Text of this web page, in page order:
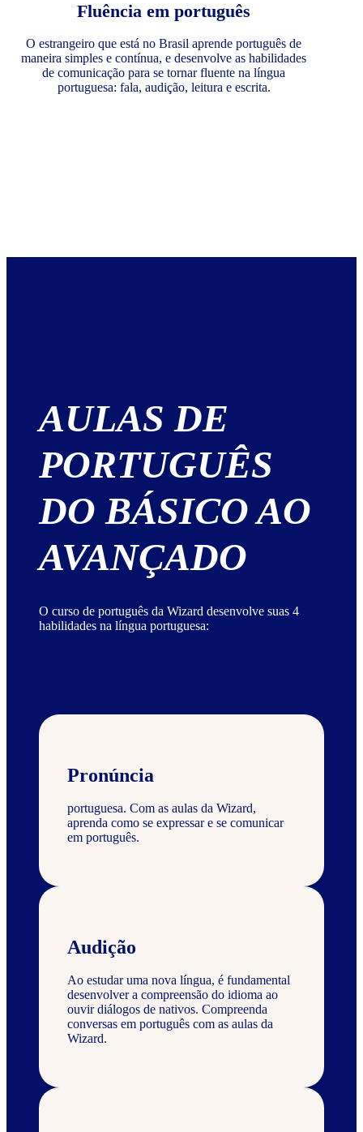
Fluência em português
O estrangeiro que está no Brasil aprende português de
maneira simples e contínua, e desenvolve as habilidades
de comunicação para se tornar fluente na língua
portuguesa: fala, audição, leitura e escrita.
AULAS DE
PORTUGUÊS
DO BÁSICO AO
AVANÇADO
O curso de português da Wizard desenvolve suas 4
habilidades na língua portuguesa:
Pronúncia
portuguesa. Com as aulas da Wizard,
aprenda como se expressar e se comunicar
em português.
Audição
Ao estudar uma nova língua, é fundamental
desenvolver a compreensão do idioma ao
ouvir diálogos de nativos. Compreenda
conversas em português com as aulas da
Wizard.